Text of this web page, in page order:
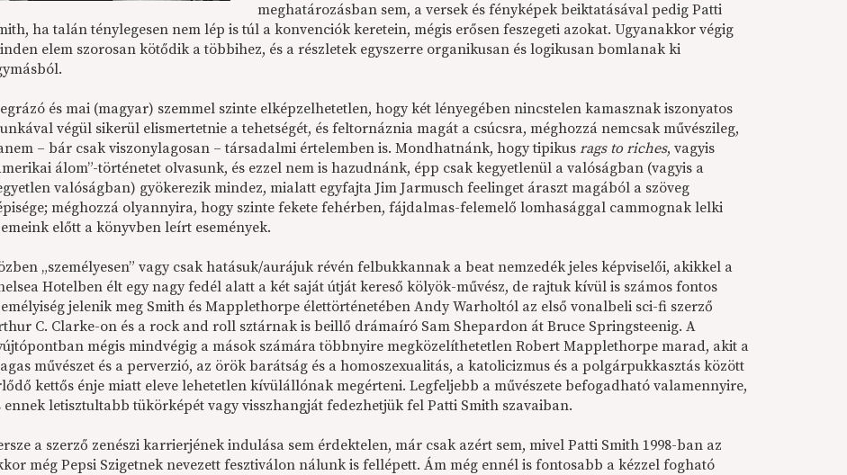
meghatározásban sem, a versek és fényképek beiktatásával pedig Patti
ha talán ténylegesen nem lép is túl a konvenciók keretein, mégis erősen feszegeti azokat. Ugyanakkor végig
elem szorosan kötődik a többihez, és a részletek egyszerre organikusan és logikusan bomlanak ki
és mai (magyar) szemmel szinte elképzelhetetlen, hogy két lényegében nincstelen kamasznak iszonyatos
végül sikerül elismertetnie a tehetségét, és feltornáznia magát a csúcsra, méghozzá nemcsak művészileg,
– bár csak viszonylagosan – társadalmi értelemben is. Mondhatnánk, hogy tipikusrags to riches, vagyis
álom”-történetet olvasunk, és ezzel nem is hazudnánk, épp csak kegyetlenül a valóságban (vagyis a
valóságban) gyökerezik mindez, mialatt egyfajta Jim Jarmusch feelinget áraszt magából a szöveg
méghozzá olyannyira, hogy szinte fekete fehérben, fájdalmas-felemelő lomhasággal cammognak lelki
előtt a könyvben leírt események.
„személyesen” vagy csak hatásuk/aurájuk révén felbukkannak a beat nemzedék jeles képviselői, akikkel a
Hotelben élt egy nagy fedél alatt a két saját útját kereső kölyök-művész, de rajtuk kívül is számos fontos
jelenik meg Smith és Mapplethorpe élettörténetében Andy Warholtól az első vonalbeli sci-fi szerző
C. Clarke-on és a rock and roll sztárnak is beillő drámaíró Sam Shepardon át Bruce Springsteenig. A
mégis mindvégig a mások számára többnyire megközelíthetetlen Robert Mapplethorpe marad, akit a
művészet és a perverzió, az örök barátság és a homoszexualitás, a katolicizmus és a polgárpukkasztás között
kettős énje miatt eleve lehetetlen kívülállónak megérteni. Legfeljebb a művészete befogadható valamennyire,
ennek letisztultabb tükörképét vagy visszhangját fedezhetjük fel Patti Smith szavaiban.
a szerző zenészi karrierjének indulása sem érdektelen, már csak azért sem, mivel Patti Smith 1998-ban az
még Pepsi Szigetnek nevezett fesztiválon nálunk is fellépett. Ám még ennél is fontosabb a kézzel fogható